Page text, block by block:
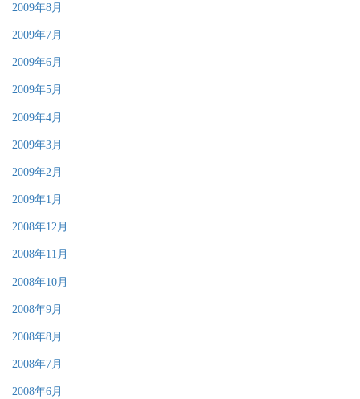
2009年8月
2009年7月
2009年6月
2009年5月
2009年4月
2009年3月
2009年2月
2009年1月
2008年12月
2008年11月
2008年10月
2008年9月
2008年8月
2008年7月
2008年6月